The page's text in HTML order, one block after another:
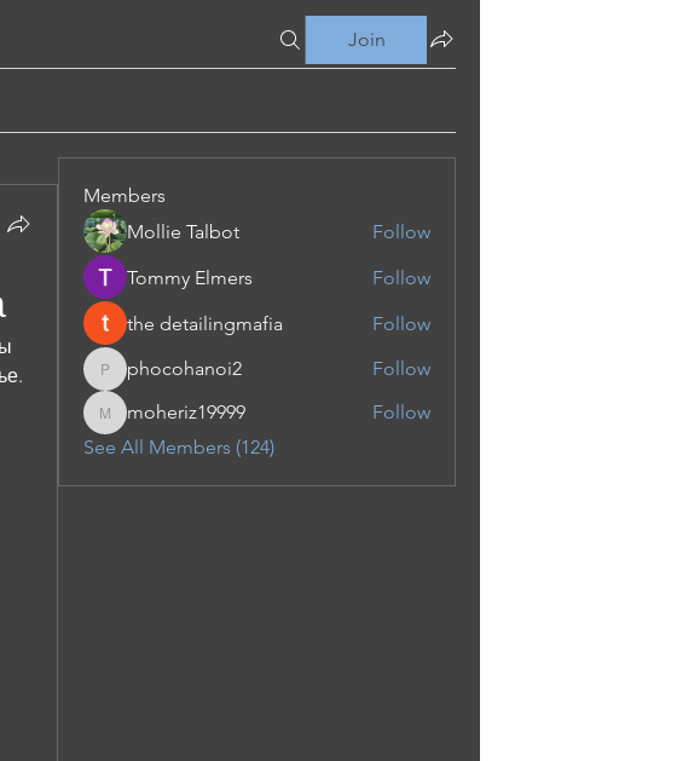
Join
Members
Mollie Talbot
Follow
Tommy Elmers
Follow
the detailingmafia
Follow
phocohanoi2
phocohanoi2 Follow
moheriz19999
moheriz19999
Follow
See All Members (124)